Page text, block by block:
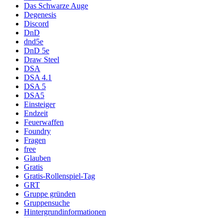
Das Schwarze Auge
Degenesis
Discord
DnD
dnd5e
DnD 5e
Draw Steel
DSA
DSA 4.1
DSA 5
DSA5
Einsteiger
Endzeit
Feuerwaffen
Foundry
Fragen
free
Glauben
Gratis
Gratis-Rollenspiel-Tag
GRT
Gruppe gründen
Gruppensuche
Hintergrundinformationen